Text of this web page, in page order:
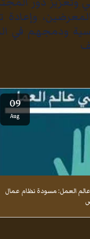
وإعادة
ودمجهم في
09
Aug
العمل: مسودة نظام عمال